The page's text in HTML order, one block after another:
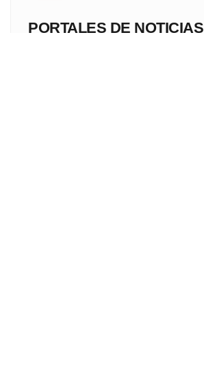
PORTALES DE NOTICIAS